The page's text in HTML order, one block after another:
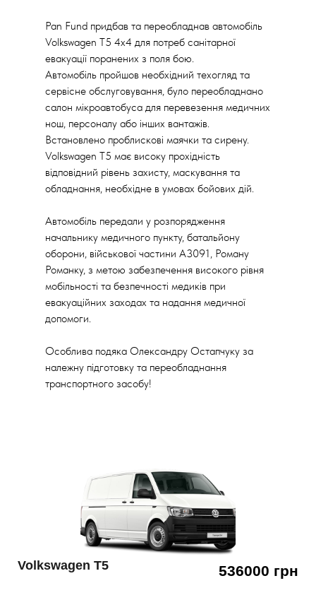
Pan Fund придбав та переобладнав автомобіль
Volkswagen T5 4x4 для потреб санітарної
евакуації поранених з поля бою.
Автомобіль пройшов необхідний техогляд та
сервісне обслуговування, було переобладнано
салон мікроавтобуса для перевезення медичних
нош, персоналу або інших вантажів.
Встановлено проблискові маячки та сирену.
Volkswagen T5 має високу прохідність
відповідний рівень захисту, маскування та
обладнання, необхідне в умовах бойових дій.
Автомобіль передали у розпорядження
начальнику медичного пункту, батальйону
оборони, військової частини А3091, Роману
Романку, з метою забезпечення високого рівня
мобільності та безпечності медиків при
евакуаційних заходах та надання медичної
допомоги.
Особлива подяка Олександру Остапчуку за
належну підготовку та переобладнання
транспортного засобу!
Volkswagen T5 536000 грн